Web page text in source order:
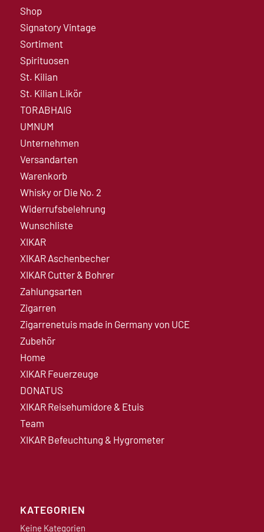
Shop
Signatory Vintage
Sortiment
Spirituosen
St. Kilian
St. Kilian Likör
TORABHAIG
UMNUM
Unternehmen
Versandarten
Warenkorb
Whisky or Die No. 2
Widerrufsbelehrung
Wunschliste
XIKAR
XIKAR Aschenbecher
XIKAR Cutter & Bohrer
Zahlungsarten
Zigarren
Zigarrenetuis made in Germany von UCE
Zubehör
Home
XIKAR Feuerzeuge
DONATUS
XIKAR Reisehumidore & Etuis
Team
XIKAR Befeuchtung & Hygrometer
KATEGORIEN
Keine Kategorien